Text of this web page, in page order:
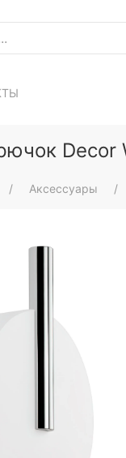
Decor
Аксессуары